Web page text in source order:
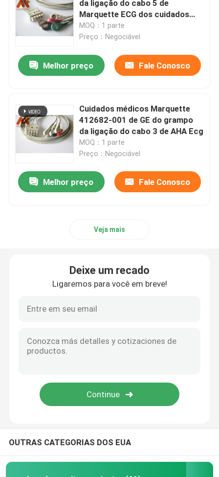
Transdutor de IBP
ponta de prova médica da temperatura
Transdutor Fetal
Cabo de Holter
Sonda do transdutor de ultrassom
da ligação do cabo 5 de
Marquette ECG dos cuidados
médicos de GE
MOQ：1 parte
Preço：Negociável
Melhor preço Fale Conosco
Cuidados médicos Marquette
412682-001 de GE do grampo
da ligação do cabo 3 de AHA Ecg
MOQ：1 parte
Preço：Negociável
Melhor preço Fale Conosco
Veja mais
Deixe um recado
Ligaremos para você em breve!
OUTRAS CATEGORIAS DOS EUA